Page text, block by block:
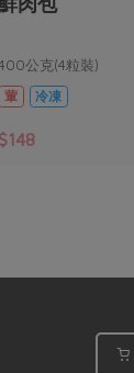
公克(4粒裝)
葷
冷凍
$148